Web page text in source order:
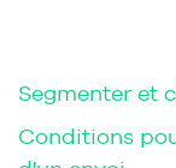
Segmenter et
Conditions